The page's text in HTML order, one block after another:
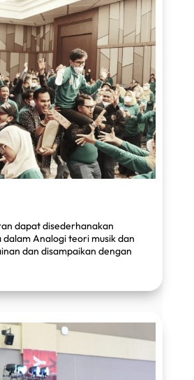
dapat disederhanakan
Analogi teori musik dan
dan disampaikan dengan